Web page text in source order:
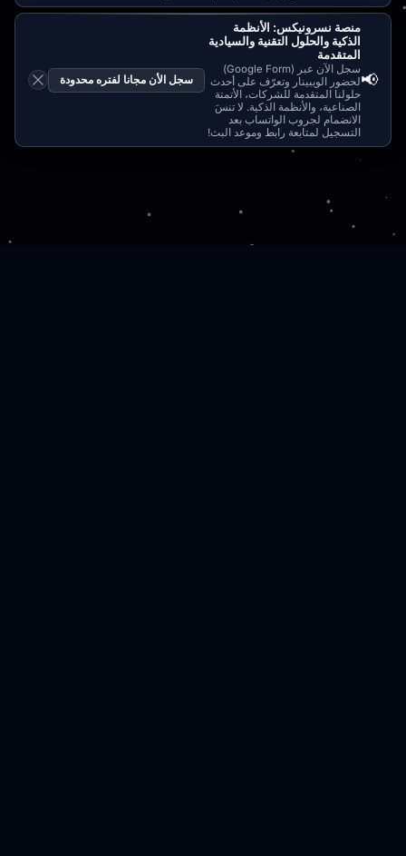
📢
منصة نسرونيكس: الأنظمة
الذكية والحلول التقنية والسيادية
المتقدمة
سجل الآن عبر (Google Form)
لحضور الويبينار وتعرّف على أحدث
حلولنا المتقدمة للشركات، الأتمتة
الصناعية، والأنظمة الذكية. لا تنسَ
الانضمام لجروب الواتساب بعد
التسجيل لمتابعة رابط وموعد البث!
سجل الأن مجانا لفتره محدودة